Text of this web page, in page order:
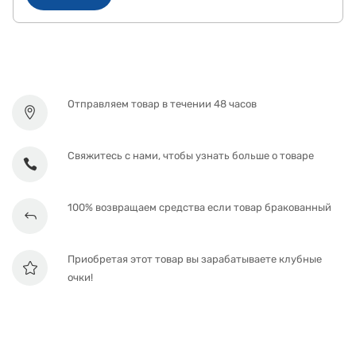
Отправляем товар в течении 48 часов
Свяжитесь с нами, чтобы узнать больше о товаре
100% возвращаем средства если товар бракованный
Приобретая этот товар вы зарабатываете клубные
очки!